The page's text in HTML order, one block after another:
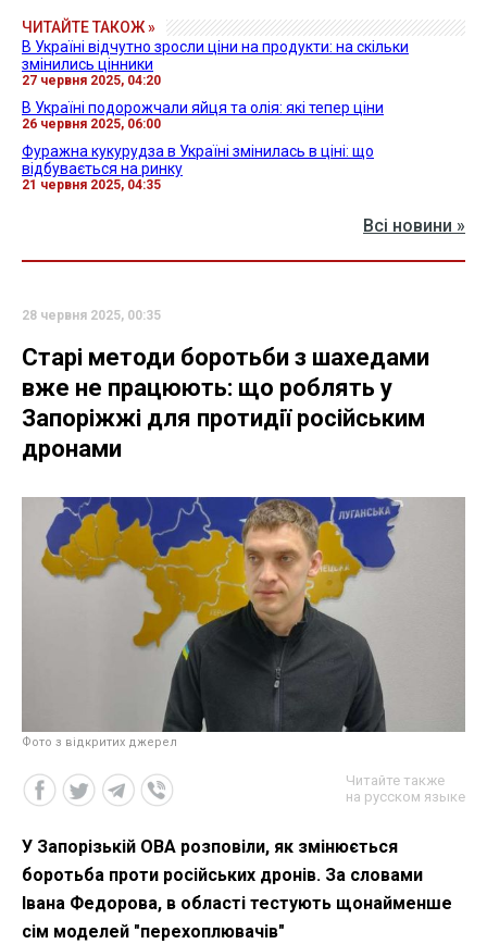
ЧИТАЙТЕ ТАКОЖ »
В Україні відчутно зросли ціни на продукти: на скільки
змінились цінники
27 червня 2025, 04:20
В Україні подорожчали яйця та олія: які тепер ціни
26 червня 2025, 06:00
Фуражна кукурудза в Україні змінилась в ціні: що
відбувається на ринку
21 червня 2025, 04:35
Всі новини »
28 червня 2025, 00:35
Старі методи боротьби з шахедами
вже не працюють: що роблять у
Запоріжжі для протидії російським
дронами
Фото з відкритих джерел
Читайте также
на русском языке
У Запорізькій ОВА розповіли, як змінюється
боротьба проти російських дронів. За словами
Івана Федорова, в області тестують щонайменше
сім моделей "перехоплювачів"